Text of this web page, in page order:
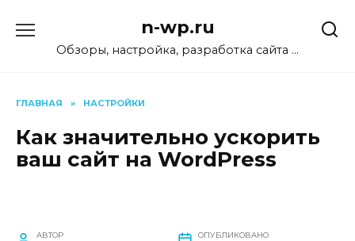
содержанию
n-wp.ru
Обзоры, настройка, разработка сайта …
ГЛАВНАЯ » НАСТРОЙКИ
Как значительно ускорить
ваш сайт на WordPress
АВТОР ОПУБЛИКОВАНО